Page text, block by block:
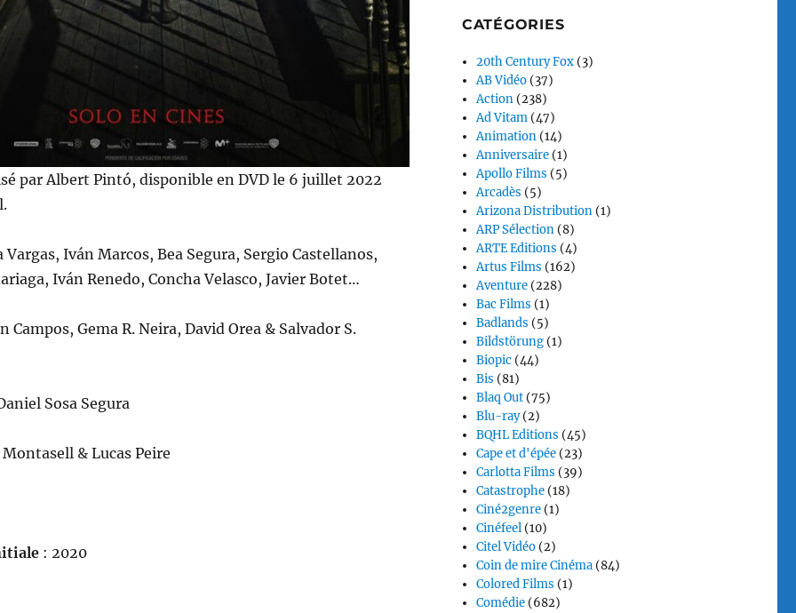
par Albert Pintó, disponible en DVD le 6 juillet 2022
Iván Marcos, Bea Segura, Sergio Castellanos,
Iván Renedo, Concha Velasco, Javier Botet…
Campos, Gema R. Neira, David Orea & Salvador S.
Sosa Segura
& Lucas Peire
: 2020
CATÉGORIES
20th Century Fox (3)
AB Vidéo (37)
Action (238)
Ad Vitam (47)
Animation (14)
Anniversaire (1)
Apollo Films (5)
Arcadès (5)
Arizona Distribution (1)
ARP Sélection (8)
ARTE Editions (4)
Artus Films (162)
Aventure (228)
Bac Films (1)
Badlands (5)
Bildstörung (1)
Biopic (44)
Bis (81)
Blaq Out (75)
Blu-ray(2)
BQHL Editions (45)
Cape et d'épée (23)
Carlotta Films (39)
Catastrophe (18)
Ciné2genre (1)
Cinéfeel (10)
Citel Vidéo (2)
Coin de mire Cinéma (84)
Colored Films (1)
Comédie (682)